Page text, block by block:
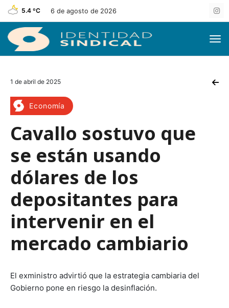
5.4 ºC 6 de agosto de 2026
1 de abril de 2025
Economía
Cavallo sostuvo que
se están usando
dólares de los
depositantes para
intervenir en el
mercado cambiario
El exministro advirtió que la estrategia cambiaria del
Gobierno pone en riesgo la desinflación.